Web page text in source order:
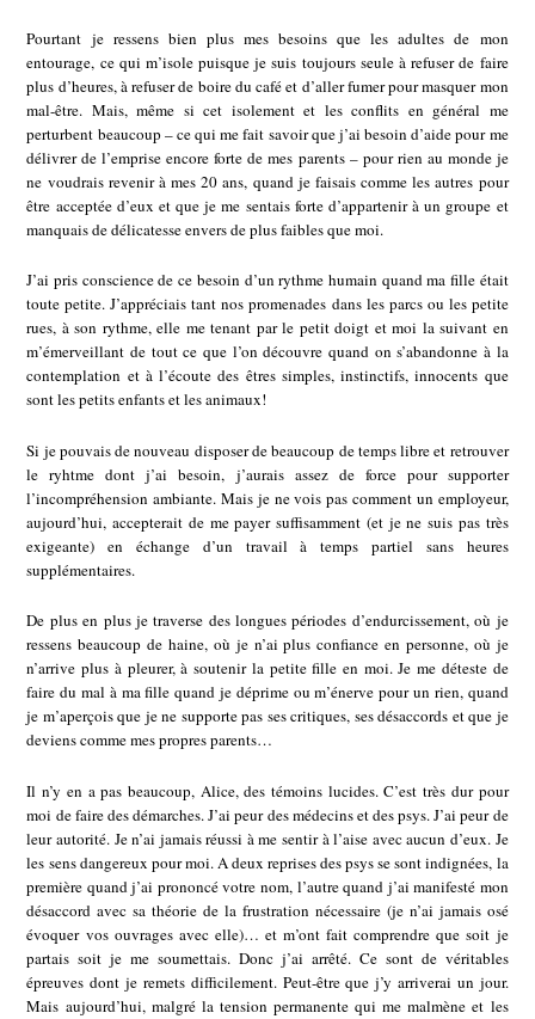
Pourtant je ressens bien plus mes besoins que les adultes de mon
entourage, ce qui m’isole puisque je suis toujours seule à refuser de faire
plus d’heures, à refuser de boire du café et d’aller fumer pour masquer mon
mal-être. Mais, même si cet isolement et les conflits en général me
perturbent beaucoup – ce qui me fait savoir que j’ai besoin d’aide pour me
délivrer de l’emprise encore forte de mes parents – pour rien au monde je
ne voudrais revenir à mes 20 ans, quand je faisais comme les autres pour
être acceptée d’eux et que je me sentais forte d’appartenir à un groupe et
manquais de délicatesse envers de plus faibles que moi.
J’ai pris conscience de ce besoin d’un rythme humain quand ma fille était
toute petite. J’appréciais tant nos promenades dans les parcs ou les petite
rues, à son rythme, elle me tenant par le petit doigt et moi la suivant en
m’émerveillant de tout ce que l’on découvre quand on s’abandonne à la
contemplation et à l’écoute des êtres simples, instinctifs, innocents que
sont les petits enfants et les animaux!
Si je pouvais de nouveau disposer de beaucoup de temps libre et retrouver
le ryhtme dont j’ai besoin, j’aurais assez de force pour supporter
l’incompréhension ambiante. Mais je ne vois pas comment un employeur,
aujourd’hui, accepterait de me payer suffisamment (et je ne suis pas très
exigeante) en échange d’un travail à temps partiel sans heures
supplémentaires.
De plus en plus je traverse des longues périodes d’endurcissement, où je
ressens beaucoup de haine, où je n’ai plus confiance en personne, où je
n’arrive plus à pleurer, à soutenir la petite fille en moi. Je me déteste de
faire du mal à ma fille quand je déprime ou m’énerve pour un rien, quand
je m’aperçois que je ne supporte pas ses critiques, ses désaccords et que je
deviens comme mes propres parents…
Il n’y en a pas beaucoup, Alice, des témoins lucides. C’est très dur pour
moi de faire des démarches. J’ai peur des médecins et des psys. J’ai peur de
leur autorité. Je n’ai jamais réussi à me sentir à l’aise avec aucun d’eux. Je
les sens dangereux pour moi. A deux reprises des psys se sont indignées, la
première quand j’ai prononcé votre nom, l’autre quand j’ai manifesté mon
désaccord avec sa théorie de la frustration nécessaire (je n’ai jamais osé
évoquer vos ouvrages avec elle)… et m’ont fait comprendre que soit je
partais soit je me soumettais. Donc j’ai arrêté. Ce sont de véritables
épreuves dont je remets difficilement. Peut-être que j’y arriverai un jour.
Mais aujourd’hui, malgré la tension permanente qui me malmène et les